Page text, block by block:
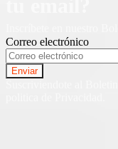
Correo electrónico